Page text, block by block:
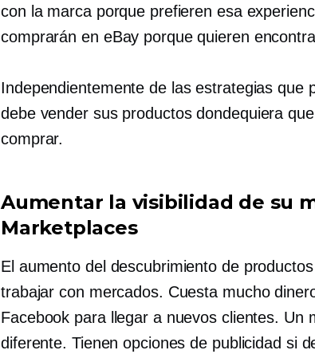
con la marca porque prefieren esa
comprarán en eBay porque quieren
Independientemente de las estrategias que
debe vender sus productos dondequiera
comprar.
Aumentar la visibilidad de su
Marketplaces
El aumento del descubrimiento de
trabajar con mercados. Cuesta mucho
Facebook para llegar a nuevos clientes. Un
diferente. Tienen opciones de publicidad si